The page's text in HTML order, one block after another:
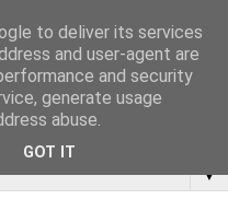
▼
to deliver its services
and user-agent are
and security
generate usage
abuse.
GOT IT